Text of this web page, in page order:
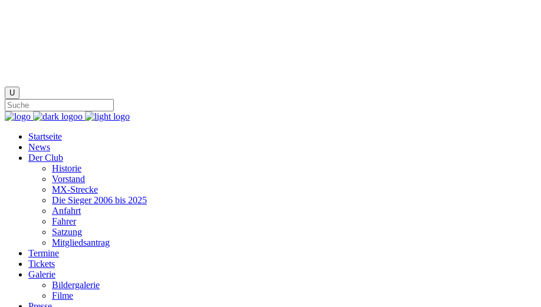
Startseite
News
Der Club
Historie
Vorstand
MX-Strecke
Die Sieger 2006 bis 2025
Anfahrt
Fahrer
Satzung
Mitgliedsantrag
Termine
Tickets
Galerie
Bildergalerie
Filme